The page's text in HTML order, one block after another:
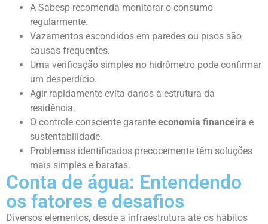
A Sabesp recomenda monitorar o consumo
regularmente.
Vazamentos escondidos em paredes ou pisos são
causas frequentes.
Uma verificação simples no hidrômetro pode confirmar
um desperdício.
Agir rapidamente evita danos à estrutura da
residência.
O controle consciente garante economia financeira e
sustentabilidade.
Problemas identificados precocemente têm soluções
mais simples e baratas.
Conta de água: Entendendo
os fatores e desafios
Diversos elementos, desde a infraestrutura até os hábitos